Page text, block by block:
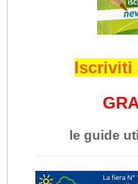
Iscriviti
le guide